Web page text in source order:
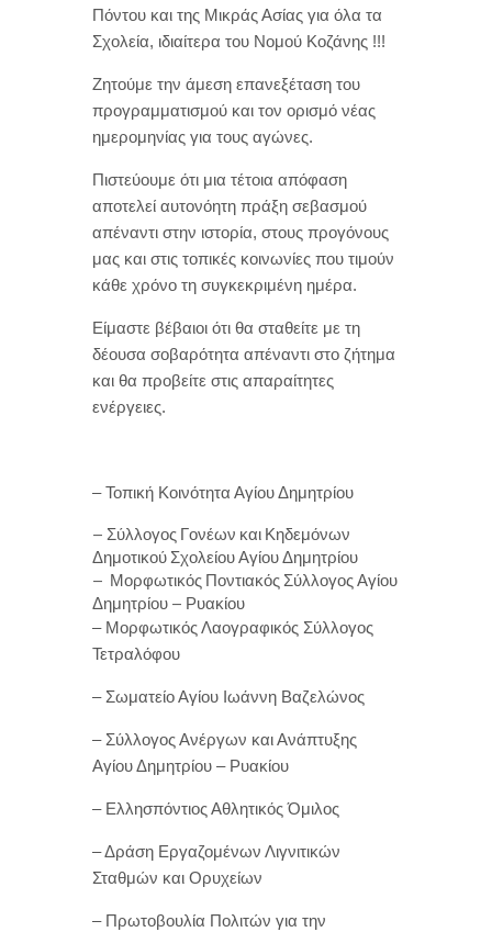
Πόντου και της Μικράς Ασίας για όλα τα
Σχολεία, ιδιαίτερα του Νομού Κοζάνης !!!
Ζητούμε την άμεση επανεξέταση του
προγραμματισμού και τον ορισμό νέας
ημερομηνίας για τους αγώνες.
Πιστεύουμε ότι μια τέτοια απόφαση
αποτελεί αυτονόητη πράξη σεβασμού
απέναντι στην ιστορία, στους προγόνους
μας και στις τοπικές κοινωνίες που τιμούν
κάθε χρόνο τη συγκεκριμένη ημέρα.
Είμαστε βέβαιοι ότι θα σταθείτε με τη
δέουσα σοβαρότητα απέναντι στο ζήτημα
και θα προβείτε στις απαραίτητες
ενέργειες.
– Τοπική Κοινότητα Αγίου Δημητρίου
– Σύλλογος Γονέων και Κηδεμόνων
Δημοτικού Σχολείου Αγίου Δημητρίου
– Μορφωτικός Ποντιακός Σύλλογος Αγίου
Δημητρίου – Ρυακίου
– Μορφωτικός Λαογραφικός Σύλλογος
Τετραλόφου
– Σωματείο Αγίου Ιωάννη Βαζελώνος
– Σύλλογος Ανέργων και Ανάπτυξης
Αγίου Δημητρίου – Ρυακίου
– Ελλησπόντιος Αθλητικός Όμιλος
– Δράση Εργαζομένων Λιγνιτικών
Σταθμών και Ορυχείων
– Πρωτοβουλία Πολιτών για την